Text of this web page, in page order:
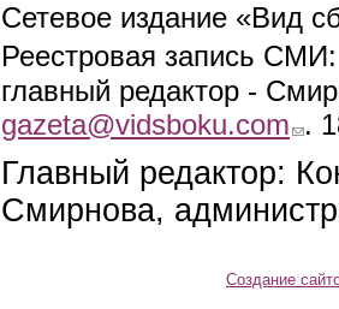
Сетевое издание «Вид
Реестровая запись
главный редактор -
gazeta@vidsboku.com (link
.
Главный редактор:
Смирнова,
Создание